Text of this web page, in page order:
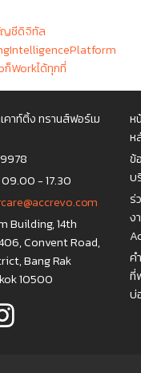
ญชีดิจิทัล
Workได้ทุกที่
คาท์ติ้ง ทรานส์ฟอร์เม
- 17.30
a r e @ a c c r e v o . c o m
Building, 14th
Convent Road,
Bang Rak
10500
ห
ห
ข้
บ
ร่
ง
ค
ที่
บ่